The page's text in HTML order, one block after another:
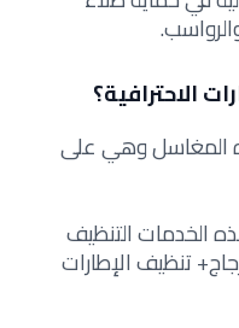
الاحترافية؟
المغاسل وهي على
الخدمات التنظيف
تنظيف الإطارات